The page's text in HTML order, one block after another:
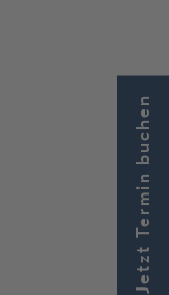
Jetzt Termin buchen